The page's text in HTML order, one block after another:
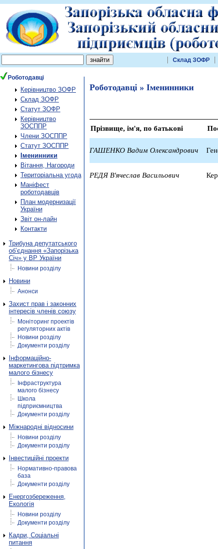
Склад ЗОФР
Роботодавці
Керівництво ЗОФР
Склад ЗОФР
Статут ЗОФР
Керівництво
ЗОСППР
Члени ЗОСППР
Статут ЗОСППР
Іменинники
Вітання, Нагороди
Територіальна угода
Маніфест
роботодавців
План модернизації
України
Звіт он-лайн
Контакти
Трибуна депутатського
об’єднання «Запорізька
Січ» у ВР України
Новини розділу
Новини
Анонси
Захист прав і законних
інтересів членів союзу
Моніторинг проектів
регуляторних актів
Новини розділу
Документи розділу
Інформаційно-
маркетингова підтримка
малого бізнесу
Інфраструктура
малого бізнесу
Школа
підприємництва
Документи розділу
Міжнародні відносини
Новини розділу
Документи розділу
Інвестиційні проекти
Нормативно-правова
база
Документи розділу
Енергозбереження,
Екологія
Новини розділу
Документи розділу
Кадри, Соціальні
питання
Роботодавці » Іменинники
Прізвище, ім'я, по батькові
ГАШЕНКО Вадим Олександрович
РЕДЯ В'ячеслав Васильович